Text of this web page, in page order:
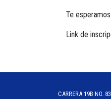
Te esperamos.
Link de
CARRERA 19B NO.